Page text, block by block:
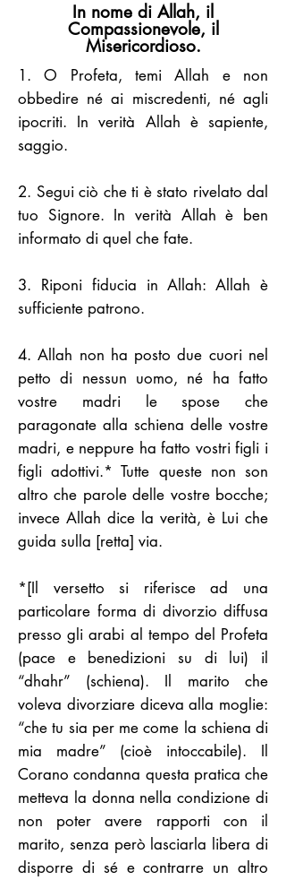
In nome di Allah, il
Compassionevole, il
Misericordioso.
1. O Profeta, temi Allah e non
obbedire né ai miscredenti, né agli
ipocriti. In verità Allah è sapiente,
saggio.
2. Segui ciò che ti è stato rivelato dal
tuo Signore. In verità Allah è ben
informato di quel che fate.
3. Riponi fiducia in Allah: Allah è
sufficiente patrono.
4. Allah non ha posto due cuori nel
petto di nessun uomo, né ha fatto
vostre madri le spose che
paragonate alla schiena delle vostre
madri, e neppure ha fatto vostri figli i
figli adottivi.* Tutte queste non son
altro che parole delle vostre bocche;
invece Allah dice la verità, è Lui che
guida sulla [retta] via.
*[Il versetto si riferisce ad una
particolare forma di divorzio diffusa
presso gli arabi al tempo del Profeta
(pace e benedizioni su di lui) il
“dhahr” (schiena). Il marito che
voleva divorziare diceva alla moglie:
“che tu sia per me come la schiena di
mia madre” (cioè intoccabile). Il
Corano condanna questa pratica che
metteva la donna nella condizione di
non poter avere rapporti con il
marito, senza però lasciarla libera di
disporre di sé e contrarre un altro